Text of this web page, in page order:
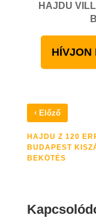
HAJDU
HÍVJON
‹Előző
HAJDU Z 120
BUDAPEST
BEKÖTÉS